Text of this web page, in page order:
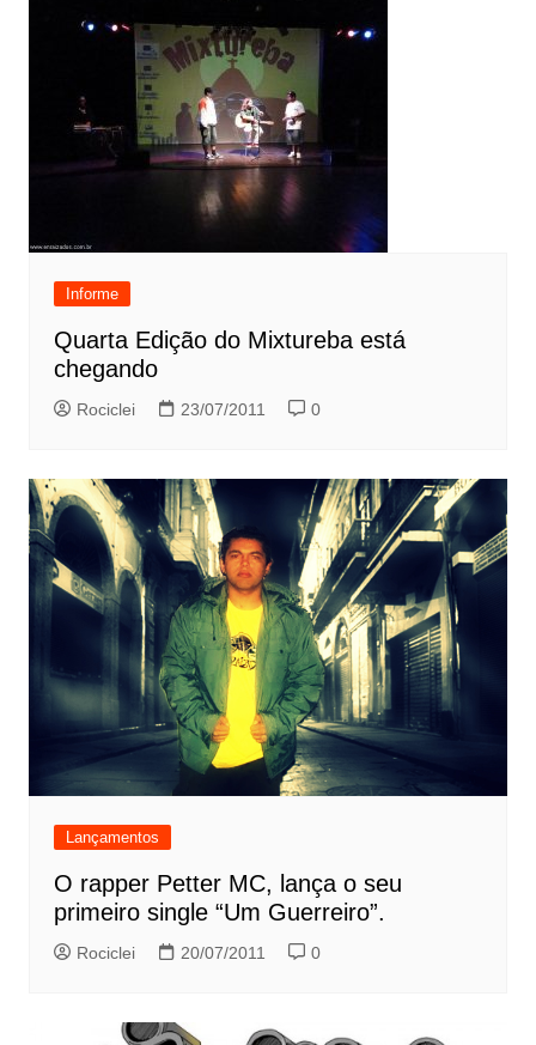
Informe
Quarta Edição do Mixtureba está
chegando
Rociclei 23/07/2011 0
Lançamentos
O rapper Petter MC, lança o seu
primeiro single “Um Guerreiro”.
Rociclei 20/07/2011 0